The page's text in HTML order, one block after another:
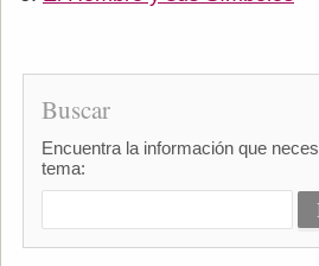
Buscar
Encuentra la información que
tema: